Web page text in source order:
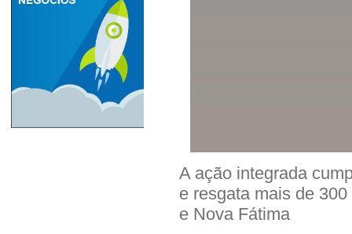
A ação integrada
e resgata mais de
e Nova Fátima